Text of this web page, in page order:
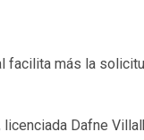
facilita más la
Dafne